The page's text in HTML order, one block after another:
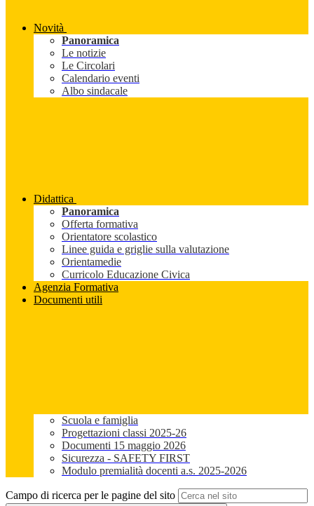
Novità
Panoramica
Le notizie
Le Circolari
Calendario eventi
Albo sindacale
Didattica
Panoramica
Offerta formativa
Orientatore scolastico
Linee guida e griglie sulla valutazione
Orientamedie
Curricolo Educazione Civica
Agenzia Formativa
Documenti utili
Scuola e famiglia
Progettazioni classi 2025-26
Documenti 15 maggio 2026
Sicurezza - SAFETY FIRST
Modulo premialità docenti a.s. 2025-2026
Campo di ricerca per le pagine del sito